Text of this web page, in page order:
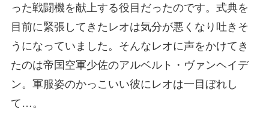
った戦闘機を献上する役目だったのです。式典を
目前に緊張してきたレオは気分が悪くなり吐きそ
うになっていました。そんなレオに声をかけてき
たのは帝国空軍少佐のアルベルト・ヴァンヘイデ
ン。軍服姿のかっこいい彼にレオは一目ぼれし
て…。